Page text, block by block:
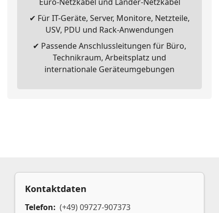
✔ Für IT-Geräte, Server, Monitore, Netzteile,
USV, PDU und Rack-Anwendungen
✔ Passende Anschlussleitungen für Büro,
Technikraum, Arbeitsplatz und
internationale Geräteumgebungen
Kontaktdaten
Telefon: (+49) 09727-907373